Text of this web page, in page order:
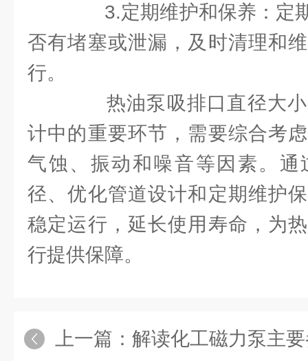
3.定期维护和保养：定
否有堵塞或泄漏，及时清理和
行。
热油泵吸排口直径大小
计中的重要环节，需要综合考
气蚀、振动和噪音等因素。通
径、优化管道设计和定期维护
稳定运行，延长使用寿命，为
行提供保障。
上一篇： 解读化工磁力泵主